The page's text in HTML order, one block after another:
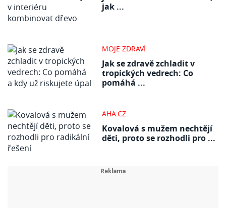
jak ...
MOJE ZDRAVÍ
Jak se zdravě zchladit v
tropických vedrech: Co
pomáhá ...
AHA.CZ
Kovalová s mužem nechtějí
děti, proto se rozhodli pro ...